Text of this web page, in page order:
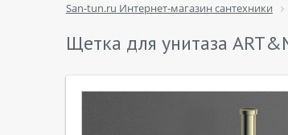
San-tun.ru Интернет-магазин сантехники
Щетка для унитаза